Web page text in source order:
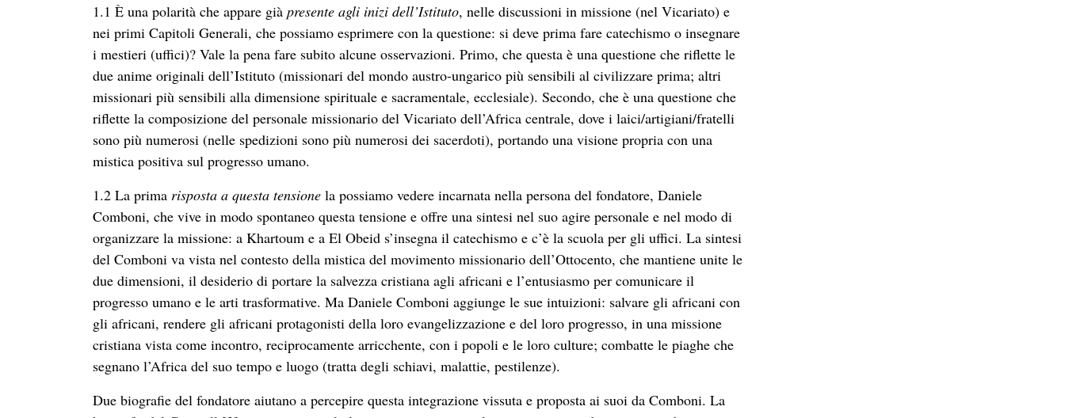
1.1 È una polarità che appare già presente agli inizi dell’Istituto, nelle discussioni in missione (nel Vicariato) e
nei primi Capitoli Generali, che possiamo esprimere con la questione: si deve prima fare catechismo o insegnare
i mestieri (uffici)? Vale la pena fare subito alcune osservazioni. Primo, che questa è una questione che riflette le
due anime originali dell’Istituto (missionari del mondo austro-ungarico più sensibili al civilizzare prima; altri
missionari più sensibili alla dimensione spirituale e sacramentale, ecclesiale). Secondo, che è una questione che
riflette la composizione del personale missionario del Vicariato dell’Africa centrale, dove i laici/artigiani/fratelli
sono più numerosi (nelle spedizioni sono più numerosi dei sacerdoti), portando una visione propria con una
mistica positiva sul progresso umano.
1.2 La prima risposta a questa tensione la possiamo vedere incarnata nella persona del fondatore, Daniele
Comboni, che vive in modo spontaneo questa tensione e offre una sintesi nel suo agire personale e nel modo di
organizzare la missione: a Khartoum e a El Obeid s’insegna il catechismo e c’è la scuola per gli uffici. La sintesi
del Comboni va vista nel contesto della mistica del movimento missionario dell’Ottocento, che mantiene unite le
due dimensioni, il desiderio di portare la salvezza cristiana agli africani e l’entusiasmo per comunicare il
progresso umano e le arti trasformative. Ma Daniele Comboni aggiunge le sue intuizioni: salvare gli africani con
gli africani, rendere gli africani protagonisti della loro evangelizzazione e del loro progresso, in una missione
cristiana vista come incontro, reciprocamente arricchente, con i popoli e le loro culture; combatte le piaghe che
segnano l’Africa del suo tempo e luogo (tratta degli schiavi, malattie, pestilenze).
Due biografie del fondatore aiutano a percepire questa integrazione vissuta e proposta ai suoi da Comboni. La